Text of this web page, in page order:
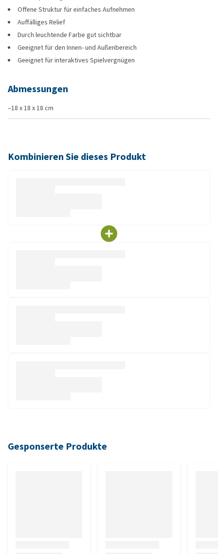
Offene Struktur für einfaches Aufnehmen
Auffälliges Relief
Durch leuchtende Farbe gut sichtbar
Geeignet für den Innen- und Außenbereich
Geeignet für interaktives Spielvergnügen
Abmessungen
–18 x 18 x 18 cm
Kombinieren Sie dieses Produkt
Gesponserte Produkte